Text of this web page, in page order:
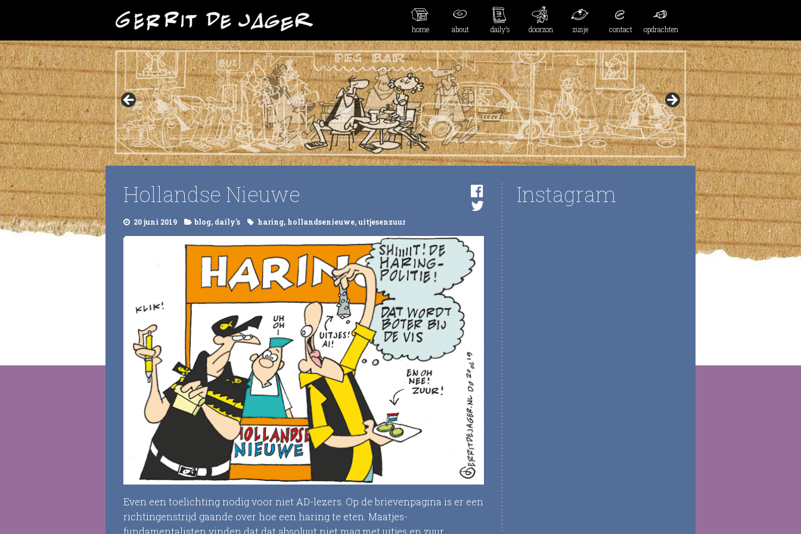
home about daily’s doorzon zusje contact opdrachten
Hollandse Nieuwe
20 juni 2019 blog, daily's haring, hollandsenieuwe,uitjesenzuur
Even een toelichting nodig voor niet AD-lezers. Op de brievenpagina is er een
richtingenstrijd gaande over hoe een haring te eten. Maatjes-
fundamentalisten vinden dat dat absoluut niet mag met uitjes en zuur.
Instagram